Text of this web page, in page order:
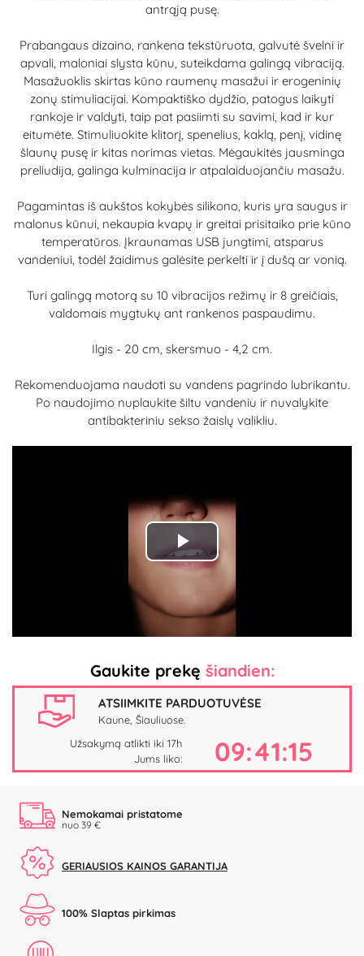
antrąją pusę.
Prabangaus dizaino, rankena tekstūruota, galvutė švelni ir
apvali, maloniai slysta kūnu, suteikdama galingą vibraciją.
Masažuoklis skirtas kūno raumenų masažui ir erogeninių
zonų stimuliacijai. Kompaktiško dydžio, patogus laikyti
rankoje ir valdyti, taip pat pasiimti su savimi, kad ir kur
eitumėte. Stimuliuokite klitorį, spenelius, kaklą, penį, vidinę
šlaunų pusę ir kitas norimas vietas. Mėgaukitės jausminga
preliudija, galinga kulminacija ir atpalaiduojančiu masažu.
Pagamintas iš aukštos kokybės silikono, kuris yra saugus ir
malonus kūnui, nekaupia kvapų ir greitai prisitaiko prie kūno
temperatūros. Įkraunamas USB jungtimi, atsparus
vandeniui, todėl žaidimus galėsite perkelti ir į dušą ar vonią.
Turi galingą motorą su 10 vibracijos režimų ir 8 greičiais,
valdomais mygtukų ant rankenos paspaudimu.
Ilgis - 20 cm, skersmuo - 4,2 cm.
Rekomenduojama naudoti su vandens pagrindo lubrikantu.
Po naudojimo nuplaukite šiltu vandeniu ir nuvalykite
antibakteriniu sekso žaislų valikliu.
Play
Video
Gaukite prekę šiandien:
ATSIIMKITE PARDUOTUVĖSE
Kaune, Šiauliuose.
Užsakymą atlikti iki 17h
Jums liko:
09:41:15
Nemokamai pristatome
nuo 39 €
GERIAUSIOS KAINOS GARANTIJA
100% Slaptas pirkimas